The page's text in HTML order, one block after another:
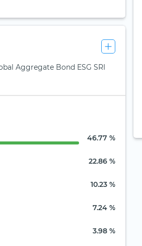
Aggregate Bond ESG SRI
46.77 %
22.86 %
10.23 %
7.24 %
3.98 %